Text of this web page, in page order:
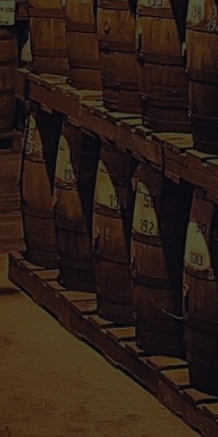
Rhum Caraïbes – Vente en ligne de rhum agricole de
Guadeloupe & Martinique.
Votre avis nous interesse, cliquez
içi
Informations
Conditions Générales de Vente
Mentions Légales
Paiement sécurisé
Politique de confidentialité
Droit de rétractation
Mon compte
Informations personnelles
Téléphone : 0590 25 38 37